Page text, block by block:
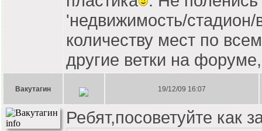
'недвижимость/
количеству мест по
другие ветки на
Вакутагин 19/12/09 16:07
Ребят,посоветуйте как